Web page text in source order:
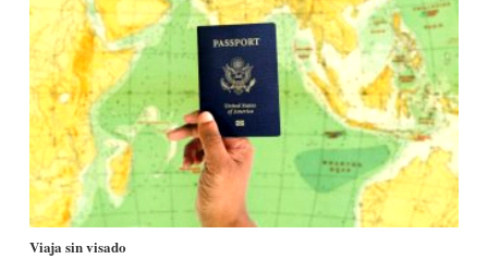
Viaja sin visado